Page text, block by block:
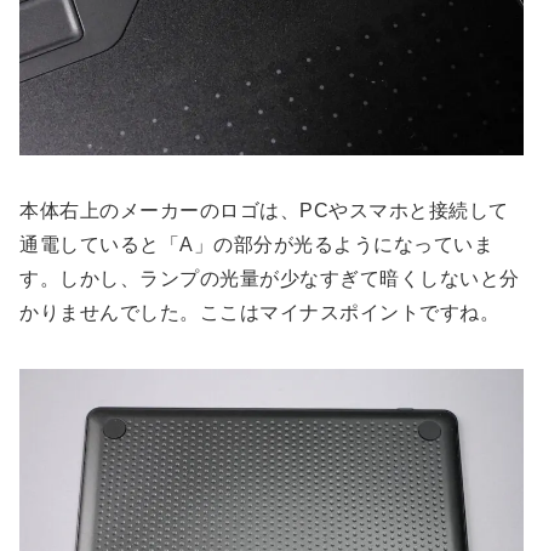
本体右上のメーカーのロゴは、PCやスマホと接続して
通電していると「A」の部分が光るようになっていま
す。しかし、ランプの光量が少なすぎて暗くしないと分
かりませんでした。ここはマイナスポイントですね。